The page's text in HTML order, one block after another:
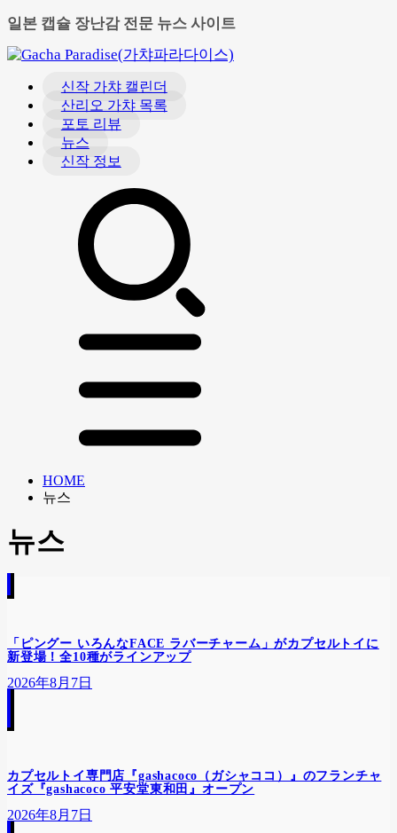
일본 캡슐 장난감 전문 뉴스 사이트
신작 가챠 캘린더
산리오 가챠 목록
포토 리뷰
뉴스
신작 정보
HOME
뉴스
뉴스
「ピングー いろんなFACE ラバーチャーム」がカプセルトイに
新登場！全10種がラインアップ
2026年8月7日
カプセルトイ専門店『gashacoco（ガシャココ）』のフランチャ
イズ『gashacoco 平安堂東和田』オープン
2026年8月7日